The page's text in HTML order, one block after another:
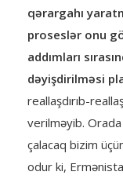
qərargahı
proseslər onu
addımları
dəyişdirilməsi
reallaşdırıb-
verilməyib.
çalacaq bizim
odur ki,